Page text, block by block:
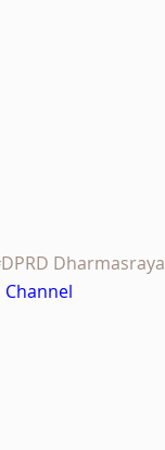
Dharmasraya
Channel